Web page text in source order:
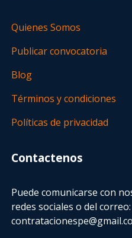
Quienes Somos
Publicar convocatoria
Blog
Términos y condiciones
Políticas de privacidad
Contactenos
Puede comunicarse con
redes sociales o del correo: